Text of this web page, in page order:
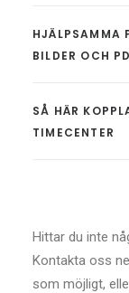
HJÄLPSAMMA
BILDER OCH
SÅ HÄR
TIMECENTER
Hittar du inte
Kontakta oss
som möjligt,